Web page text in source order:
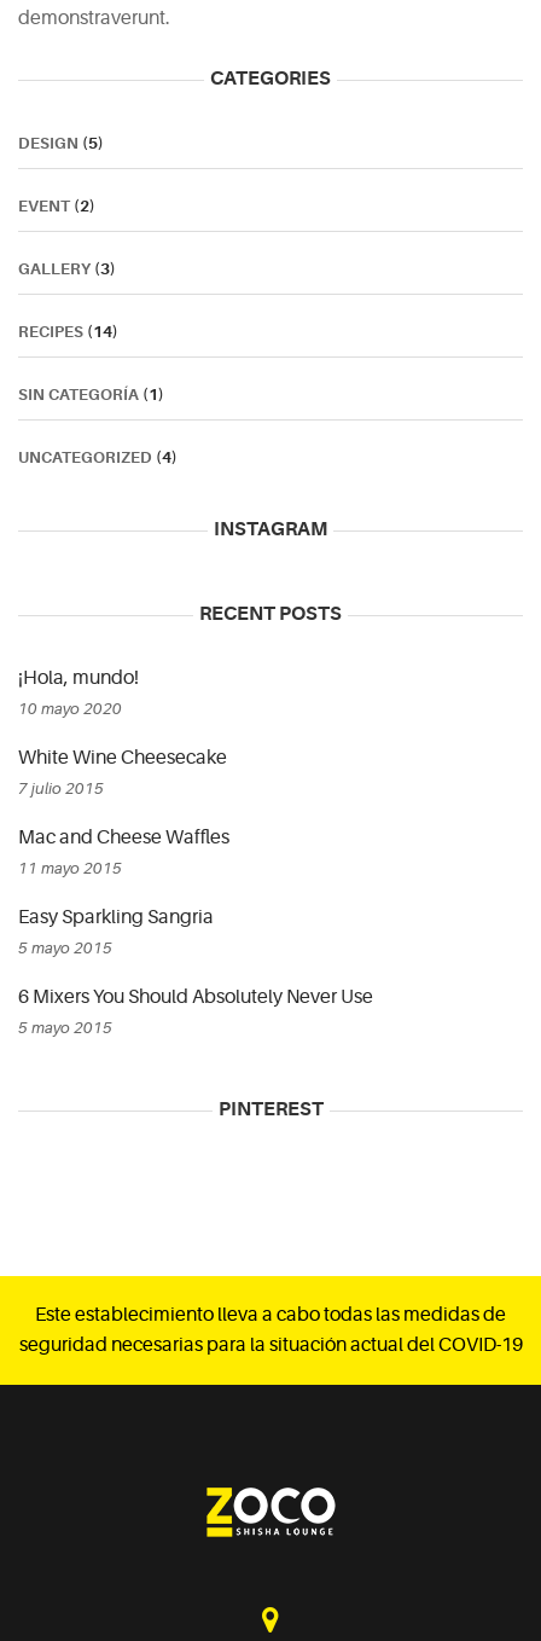
demonstraverunt.
CATEGORIES
DESIGN (5)
EVENT(2)
GALLERY (3)
RECIPES (14)
SIN CATEGORÍA (1)
UNCATEGORIZED (4)
INSTAGRAM
RECENT POSTS
¡Hola, mundo!
10 mayo 2020
White Wine Cheesecake
7 julio 2015
Mac and Cheese Waffles
11 mayo 2015
Easy Sparkling Sangria
5 mayo 2015
6 Mixers You Should Absolutely Never Use
5 mayo 2015
PINTEREST
Este establecimiento lleva a cabo todas las medidas de
seguridad necesarias para la situación actual del COVID-19